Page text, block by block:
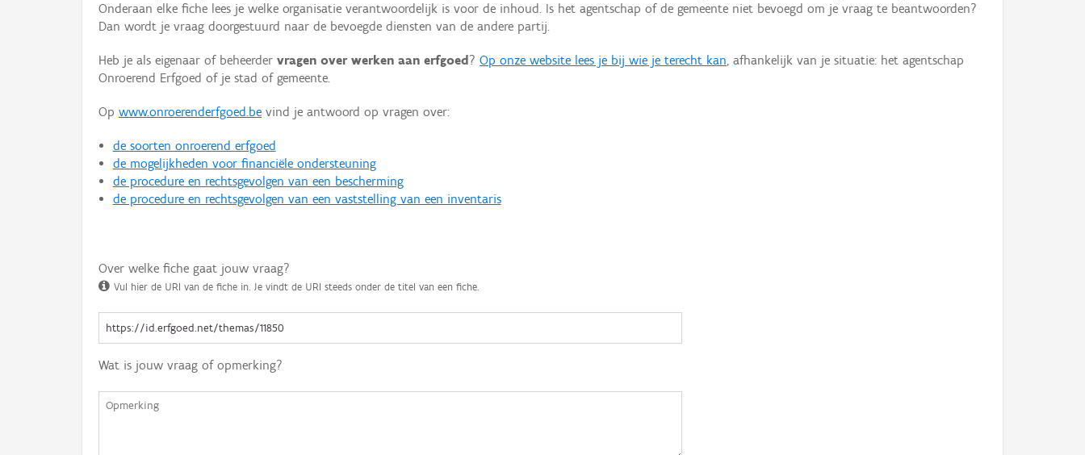
Onderaan elke fiche lees je welke organisatie verantwoordelijk is voor de inhoud. Is het agentschap of de gemeente niet bevoegd om je vraag te beantwoorden?
Dan wordt je vraag doorgestuurd naar de bevoegde diensten van de andere partij.
Heb je als eigenaar of beheerder vragen over werken aan erfgoed ? Op onze website lees je bij wie je terecht kan, afhankelijk van je situatie: het agentschap
Onroerend Erfgoed of je stad of gemeente.
Op www.onroerenderfgoed.be vind je antwoord op vragen over:
de soorten onroerend erfgoed
de mogelijkheden voor financiële ondersteuning
de procedure en rechtsgevolgen van een bescherming
de procedure en rechtsgevolgen van een vaststelling van een inventaris
Over welke fiche gaat jouw vraag?
Vul hier de URI van de fiche in. Je vindt de URI steeds onder de titel van een fiche.
Wat is jouw vraag of opmerking?